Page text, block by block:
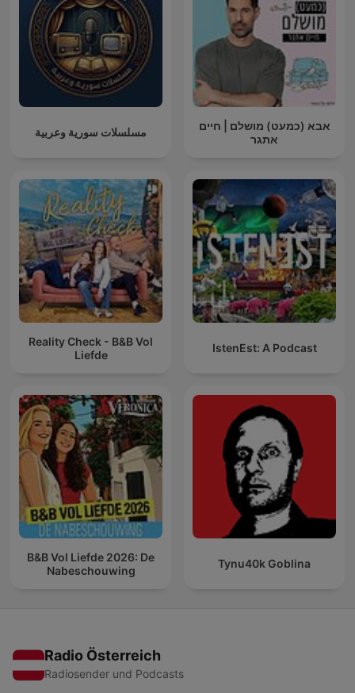
مسلسلات سورية وعربية
אבא (כמעט) מושלם | חיים
אתגר
Reality Check - B&B Vol
Liefde
IstenEst: A Podcast
B&B Vol Liefde 2026: De
Nabeschouwing
Tynu40k Goblina
Radio Österreich
Radiosender und Podcasts